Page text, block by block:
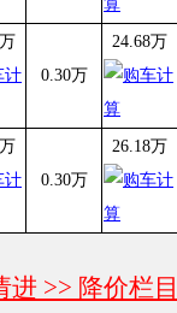
0.30万
24.68万
0.30万
26.18万
进 >> 降价栏